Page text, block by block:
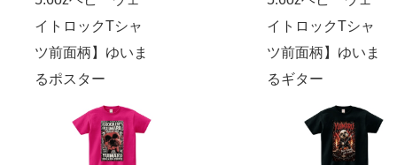
イトロックTシャ
ツ前面柄】ゆいま
るポスター
イトロックTシャ
ツ前面柄】ゆいま
るギター